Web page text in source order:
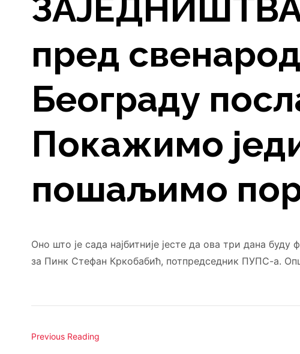
пред
Београду
Покажимо
пошаљимо
Оно што је сада најбитније јесте да ова три дана
за Пинк Стефан Кркобабић, потпредседник ПУПС-а.
Previous Reading